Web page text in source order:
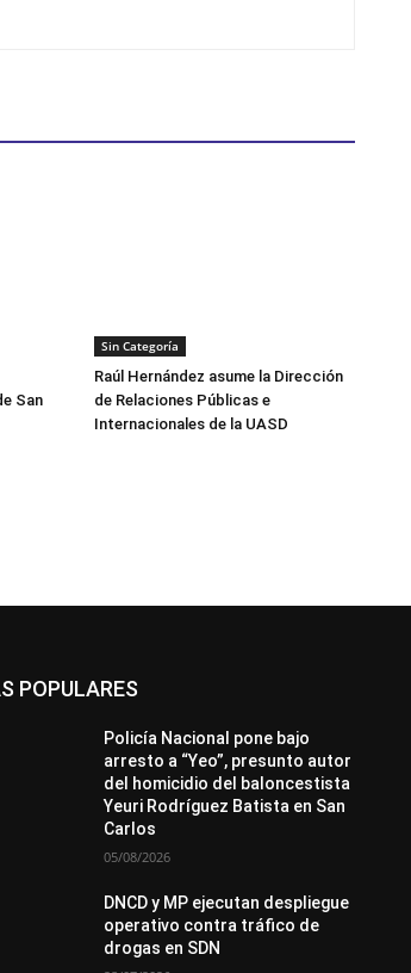
San
Sin Categoría
Raúl Hernández asume la Dirección
de Relaciones Públicas e
Internacionales de la UASD
POPULARES
All Destacado
Policía Nacional pone bajo
arresto a “Yeo”, presunto autor
del homicidio del baloncestista
Yeuri Rodríguez Batista en San
Carlos
05/08/2026
DNCD y MP ejecutan despliegue
operativo contra tráfico de
drogas en SDN